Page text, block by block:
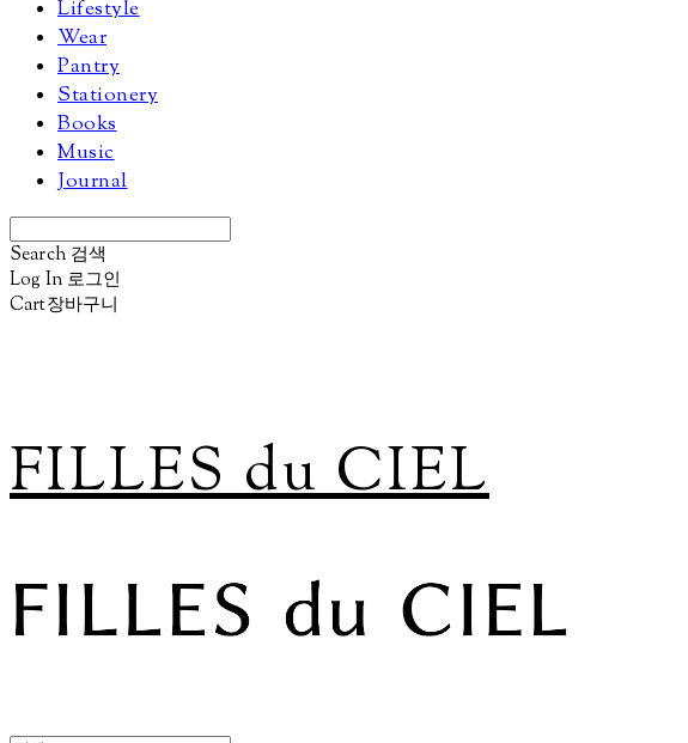
Lifestyle
Wear
Pantry
Stationery
Books
Music
Journal
Search 검색
Log In 로그인
Cart장바구니
FILLES du CIEL